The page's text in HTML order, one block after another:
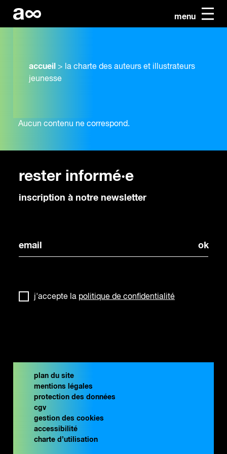
menu
accueil > la charte des auteurs et illustrateurs
jeunesse
Aucun contenu ne correspond.
rester informé·e
inscription à notre newsletter
j'accepte la politique de confidentialité
plan du site
mentions légales
protection des données
cgv
gestion des cookies
accessibilité
charte d’utilisation